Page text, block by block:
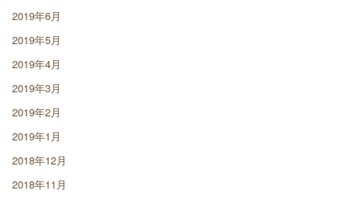
2019年6月
2019年5月
2019年4月
2019年3月
2019年2月
2019年1月
2018年12月
2018年11月